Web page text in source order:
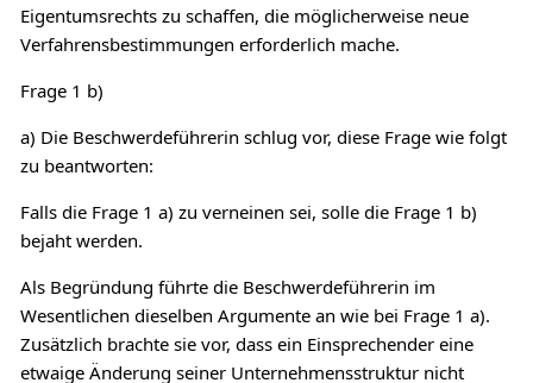
Eigentumsrechts zu schaffen, die möglicherweise neue
Verfahrensbestimmungen erforderlich mache.
Frage 1 b)
a) Die Beschwerdeführerin schlug vor, diese Frage wie folgt
zu beantworten:
Falls die Frage 1 a) zu verneinen sei, solle die Frage 1 b)
bejaht werden.
Als Begründung führte die Beschwerdeführerin im
Wesentlichen dieselben Argumente an wie bei Frage 1 a).
Zusätzlich brachte sie vor, dass ein Einsprechender eine
etwaige Änderung seiner Unternehmensstruktur nicht